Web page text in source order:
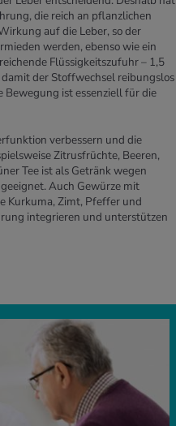
die reich an pflanzlichen
auf die Leber, so der
werden, ebenso wie ein
Flüssigkeitszufuhr – 1,5
der Stoffwechsel reibungslos
ist essenziell für die
verbessern und die
Zitrusfrüchte, Beeren,
Tee ist als Getränk wegen
Auch Gewürze mit
Kurkuma, Zimt, Pfeffer und
integrieren und unterstützen